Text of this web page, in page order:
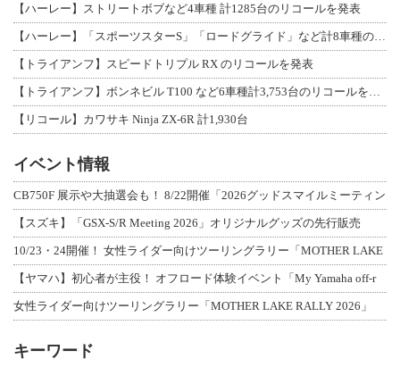
【ハーレー】ストリートボブなど4車種 計1285台のリコールを発表
【トライアンフ】スピードトリプル RX のリコールを発表
【リコール】カワサキ Ninja ZX-6R 計1,930台
イベント情報
CB750F 展示や大抽選会も！ 8/22開催「2026グッドスマイルミーティン
【スズキ】「GSX-S/R Meeting 2026」オリジナルグッズの先行販売
10/23・24開催！ 女性ライダー向けツーリングラリー「MOTHER LAKE
【ヤマハ】初心者が主役！ オフロード体験イベント「My Yamaha off-r
女性ライダー向けツーリングラリー「MOTHER LAKE RALLY 2026」
キーワード